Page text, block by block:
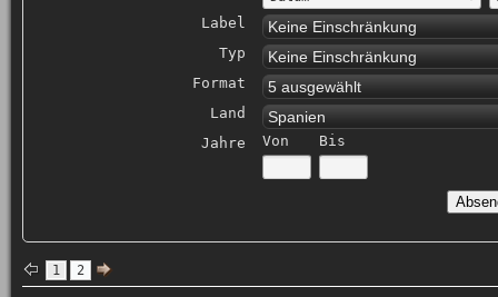
Label Keine Einschränkung
Typ Keine Einschränkung
Format 5 ausgewählt
Land Spanien
Jahre Von Bis
1 2